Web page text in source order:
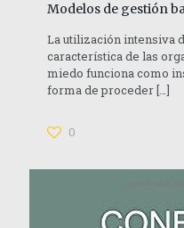
Modelos de gestión
La utilización intensiva
característica de las
miedo funciona como
forma de proceder[…]
0